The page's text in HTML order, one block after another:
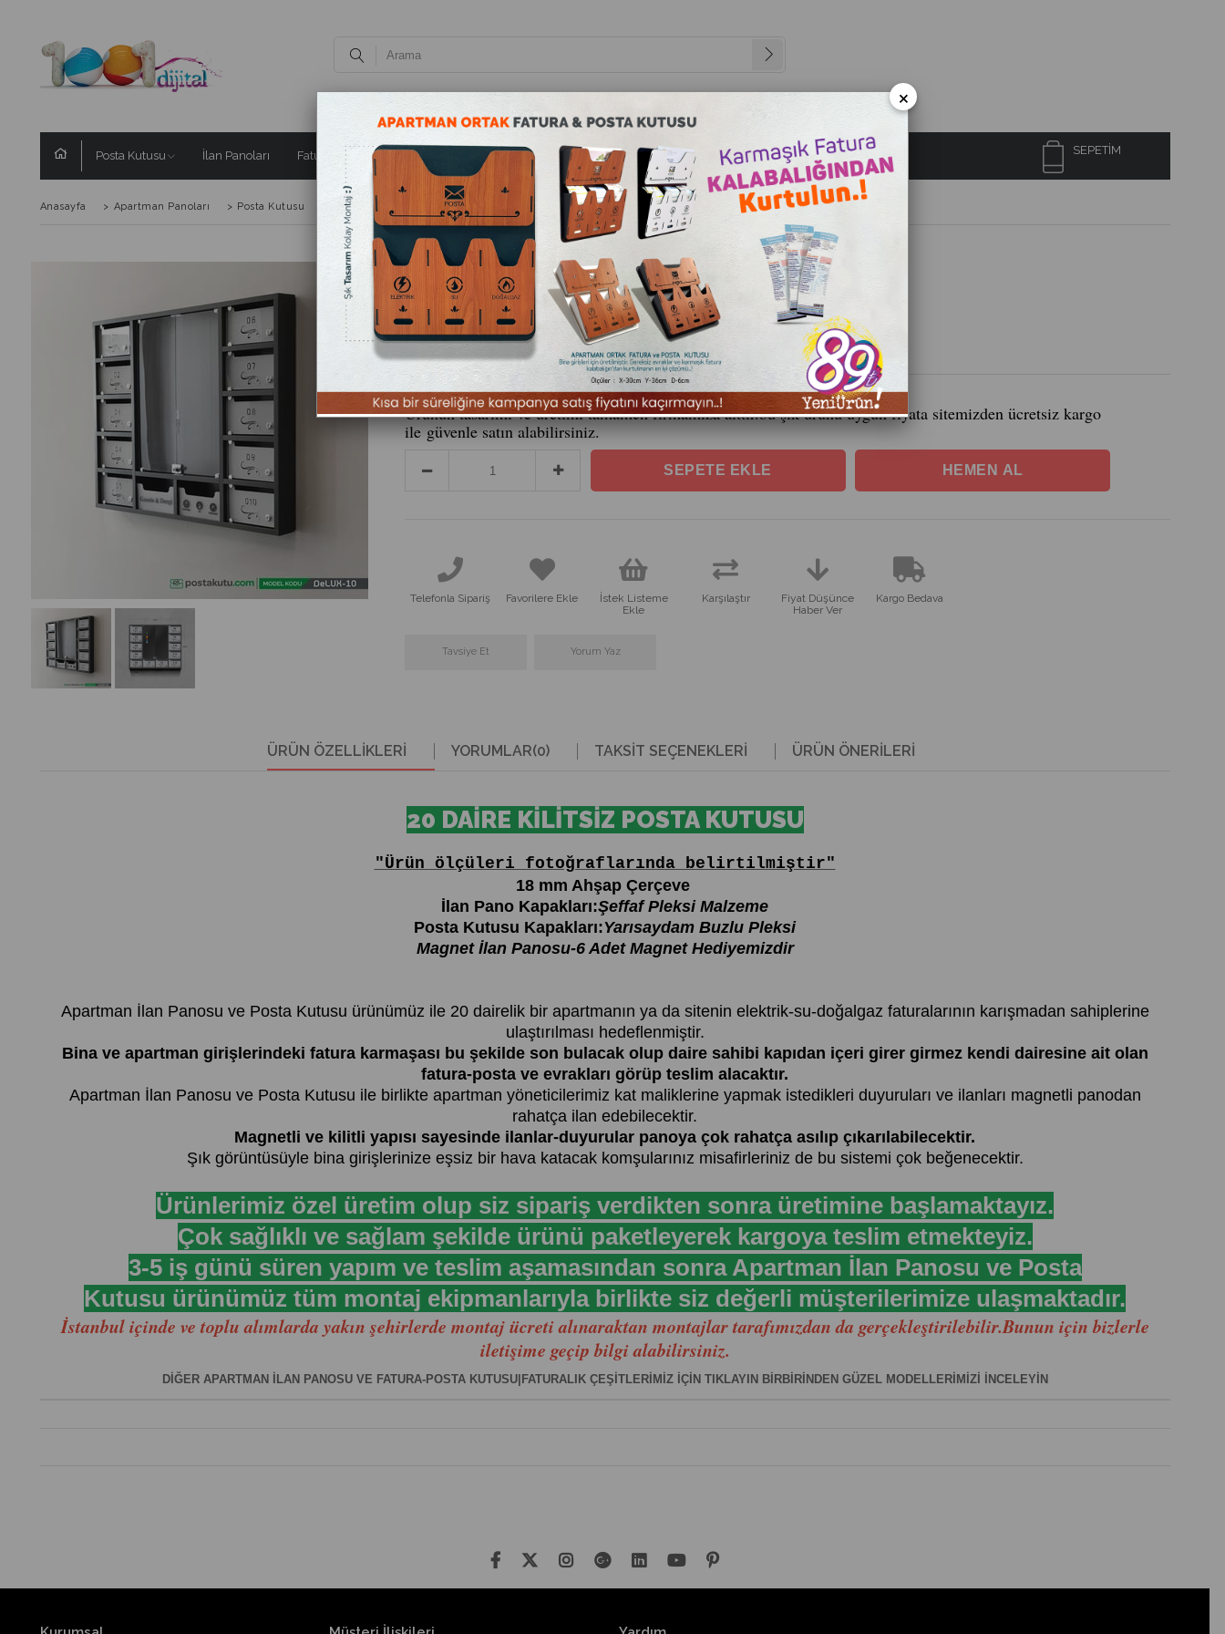
SEPETIM
Posta Kutusu İlan Panoları Fatura Kutusu Çalışmalarımız İletişim
Anasayfa > Apartman Panoları > Posta Kutusu Delux Delux 10-12 Dairelik Kilitli Apartman İlan Panosu ve Posta Kutusu
Delux 10-12 Dairelik Kilitli Apartman İlan Panosu ve Posta Kutusu
₺11.990,00 (KDV Dahil)
Ürünün tasarımı ve üretimi tamamen firmamıza aittir.bu şık ürünü uygun fiyata sitemizden ücretsiz kargo
ile güvenle satın alabilirsiniz.
Telefonla Sipariş Favorilere Ekle
İstek Listeme
Ekle
Karşılaştır
Fiyat Düşünce
Haber Ver
Kargo Bedava
Tavsiye Et Yorum Yaz
ÜRÜN ÖZELLIKLERI YORUMLAR(0) TAKSIT SEÇENEKLERI ÜRÜN ÖNERILERI
20 DAİRE KİLİTSİZ POSTA KUTUSU
"Ürün ölçüleri fotoğraflarında belirtilmiştir"
18 mm Ahşap Çerçeve
İlan Pano Kapakları:Şeffaf Pleksi Malzeme
Posta Kutusu Kapakları:Yarısaydam Buzlu Pleksi
Magnet İlan Panosu-6 Adet Magnet Hediyemizdir
Apartman İlan Panosu ve Posta Kutusu ürünümüz ile 20 dairelik bir apartmanın ya da sitenin elektrik-su-doğalgaz faturalarının karışmadan sahiplerine
ulaştırılması hedeflenmiştir.
Bina ve apartman girişlerindeki fatura karmaşası bu şekilde son bulacak olup daire sahibi kapıdan içeri girer girmez kendi dairesine ait olan
fatura-posta ve evrakları görüp teslim alacaktır.
Apartman İlan Panosu ve Posta Kutusu ile birlikte apartman yöneticilerimiz kat maliklerine yapmak istedikleri duyuruları ve ilanları magnetli panodan
rahatça ilan edebilecektir.
Magnetli ve kilitli yapısı sayesinde ilanlar-duyurular panoya çok rahatça asılıp çıkarılabilecektir.
Şık görüntüsüyle bina girişlerinize eşsiz bir hava katacak komşularınız misafirleriniz de bu sistemi çok beğenecektir.
Ürünlerimiz özel üretim olup siz sipariş verdikten sonra üretimine başlamaktayız.
Çok sağlıklı ve sağlam şekilde ürünü paketleyerek kargoya teslim etmekteyiz.
3-5 iş günü süren yapım ve teslim aşamasından sonra Apartman İlan Panosu ve Posta
Kutusu ürünümüz tüm montaj ekipmanlarıyla birlikte siz değerli müşterilerimize ulaşmaktadır.
İstanbul içinde ve toplu alımlarda yakın şehirlerde montaj ücreti alınaraktan montajlar tarafımızdan da gerçekleştirilebilir.Bunun için bizlerle
iletişime geçip bilgi alabilirsiniz.
DİĞER APARTMAN İLAN PANOSU VE FATURA-POSTA KUTUSU|FATURALIK ÇEŞİTLERİMİZ İÇİN TIKLAYIN BİRBİRİNDEN GÜZEL MODELLERİMİZİ İNCELEYİN
×